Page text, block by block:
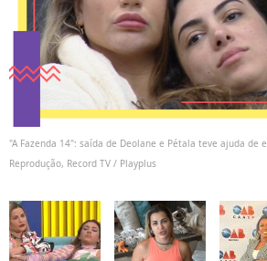
"A Fazenda 14": saída de Deolane e Pétala teve ajuda de
Reprodução, Record TV / Playplus